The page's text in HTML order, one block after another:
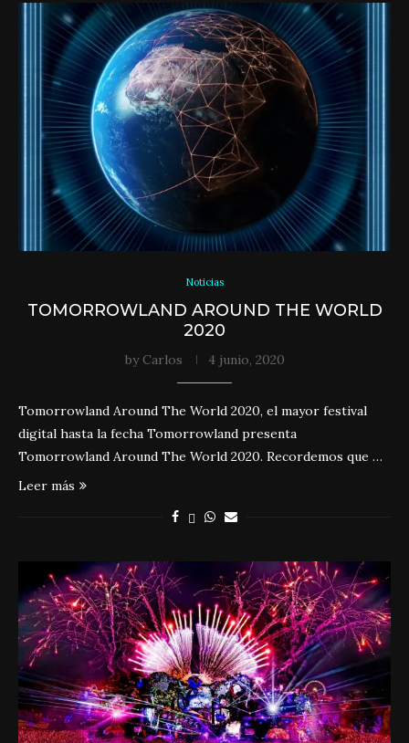
Noticias
TOMORROWLAND AROUND THE WORLD
2020
by Carlos 4 junio, 2020
Tomorrowland Around The World 2020, el mayor festival
digital hasta la fecha Tomorrowland presenta
Tomorrowland Around The World 2020. Recordemos que …
Leer más